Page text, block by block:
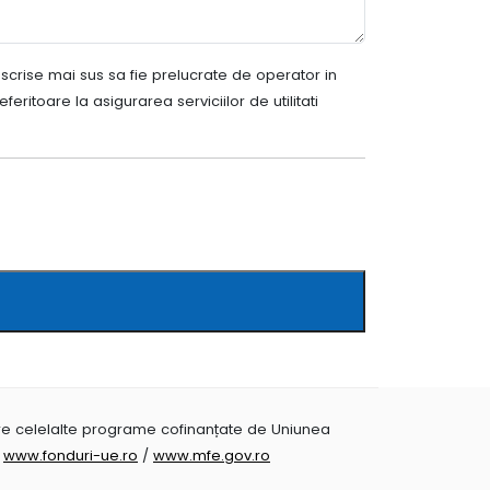
mai sus sa fie prelucrate de operator in
la asigurarea serviciilor de utilitati
celelalte programe cofinanțate de Uniunea
www.fonduri-ue.ro / www.mfe.gov.ro